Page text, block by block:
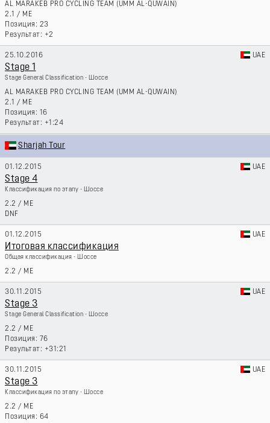
AL MARAKEB PRO CYCLING TEAM (UMM AL-QUWAIN)
2.1 / ME
23
+2
25.10.2016 UAE
Stage 1
Stage General Classification - Шоссе
AL MARAKEB PRO CYCLING TEAM (UMM AL-QUWAIN)
2.1 / ME
16
+1:24
Sharjah Tour
01.12.2015 UAE
Stage 4
Классификация по этапу - Шоссе
2.2 / ME
DNF
01.12.2015 UAE
Итоговая классификация
Общая классификация - Шоссе
2.2 / ME
30.11.2015 UAE
Stage 3
Stage General Classification - Шоссе
2.2 / ME
76
+31:21
30.11.2015 UAE
Stage 3
Классификация по этапу - Шоссе
2.2 / ME
64